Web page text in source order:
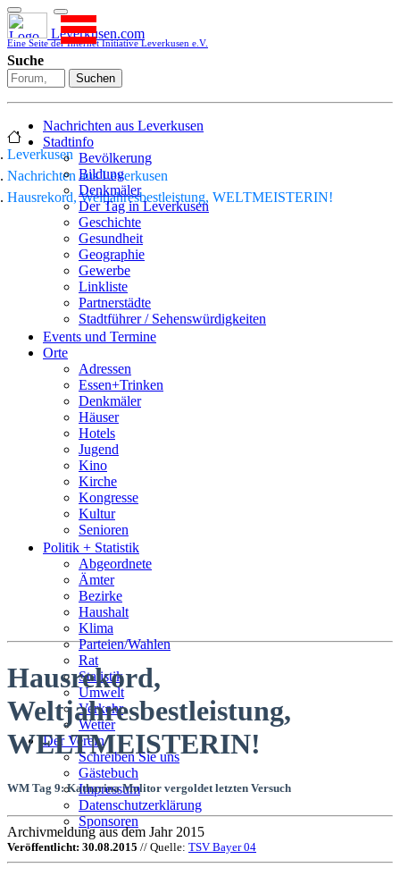
Leverkusen.com
Eine Seite der Internet Initiative Leverkusen e.V.
Suche
Suchen
Nachrichten aus Leverkusen
Stadtinfo
Bevölkerung
Bildung
Denkmäler
Der Tag in Leverkusen
Geschichte
Gesundheit
Geographie
Gewerbe
Linkliste
Partnerstädte
Stadtführer / Sehenswürdigkeiten
Stadtplan
Sport
Who is who
Wohnen
Events und Termine
Orte
Adressen
Essen+Trinken
Denkmäler
Häuser
Hotels
Jugend
Kino
Kirche
Kongresse
Kultur
Senioren
Stadtführer
Straßen
Politik + Statistik
Abgeordnete
Ämter
Bezirke
Haushalt
Klima
Parteien/Wahlen
Rat
Statistik
Umwelt
Verkehr
Wetter
Der Verein
Schreiben Sie uns
Gästebuch
Impressum
Datenschutzerklärung
Sponsoren
Leverkusen
Nachrichten aus Leverkusen
Hausrekord, Weltjahresbestleistung, WELTMEISTERIN!
Hausrekord,
Weltjahresbestleistung,
WELTMEISTERIN!
WM Tag 9: Katharina Molitor vergoldet letzten Versuch
Archivmeldung aus dem Jahr 2015
Veröffentlicht: 30.08.2015 // Quelle: TSV Bayer 04